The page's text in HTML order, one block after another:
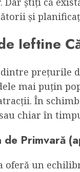
și
Ieftine
prețurile
mai puțin
În
chiar în
de Primvară
oferă un